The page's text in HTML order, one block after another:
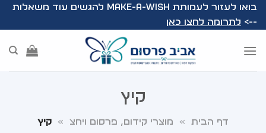
Skip
to
בואו לעזור לעמותת Make-A-Wish להגשים עוד משאלות
--> לתרומה לחצו כאן
קיץ
דף הבית » מוצרי קידום, פרסום ויחצ » קיץ